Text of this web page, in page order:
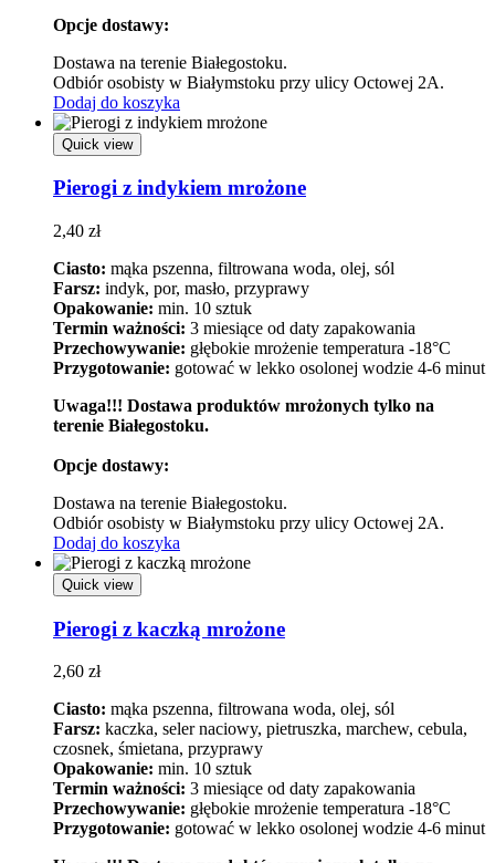
Opcje dostawy:
Dostawa na terenie Białegostoku.
Odbiór osobisty w Białymstoku przy ulicy Octowej 2A.
Dodaj do koszyka
Quick view
Pierogi z indykiem mrożone
2,40 zł
Ciasto: mąka pszenna, filtrowana woda, olej, sól
Farsz: indyk, por, masło, przyprawy
Opakowanie: min. 10 sztuk
Termin ważności: 3 miesiące od daty zapakowania
Przechowywanie: głębokie mrożenie temperatura -18°C
Przygotowanie: gotować w lekko osolonej wodzie 4-6 minut
Uwaga!!! Dostawa produktów mrożonych tylko na
terenie Białegostoku.
Opcje dostawy:
Dostawa na terenie Białegostoku.
Odbiór osobisty w Białymstoku przy ulicy Octowej 2A.
Dodaj do koszyka
Quick view
Pierogi z kaczką mrożone
2,60 zł
Ciasto: mąka pszenna, filtrowana woda, olej, sól
Farsz: kaczka, seler naciowy, pietruszka, marchew, cebula,
czosnek, śmietana, przyprawy
Opakowanie: min. 10 sztuk
Termin ważności: 3 miesiące od daty zapakowania
Przechowywanie: głębokie mrożenie temperatura -18°C
Przygotowanie: gotować w lekko osolonej wodzie 4-6 minut